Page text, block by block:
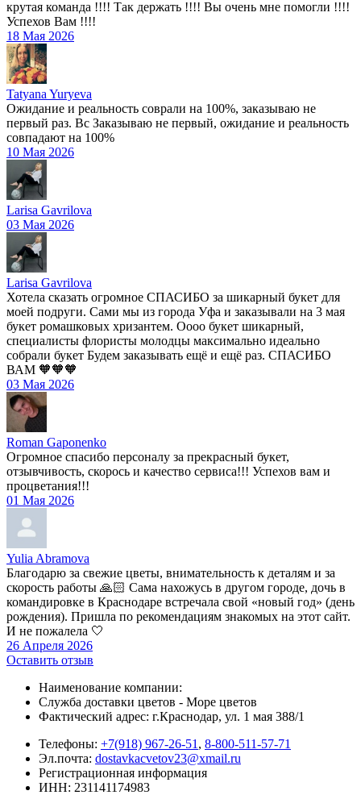
крутая команда !!!! Так держать !!!! Вы очень мне помогли !!!!
Успехов Вам !!!!
18 Мая 2026
Tatyana Yuryeva
Ожидание и реальность соврали на 100%, заказываю не
первый раз. Вс Заказываю не первый, ожидание и реальность
совпадают на 100%
10 Мая 2026
Larisa Gavrilova
03 Мая 2026
Larisa Gavrilova
Хотела сказать огромное СПАСИБО за шикарный букет для
моей подруги. Сами мы из города Уфа и заказывали на 3 мая
букет ромашковых хризантем. Оооо букет шикарный,
специалисты флористы молодцы максимально идеально
собрали букет Будем заказывать ещё и ещё раз. СПАСИБО
ВАМ 🧡🧡🧡
03 Мая 2026
Roman Gaponenko
Огромное спасибо персоналу за прекрасный букет,
отзывчивость, скорось и качество сервиса!!! Успехов вам и
процветания!!!
01 Мая 2026
Yulia Abramova
Благодарю за свежие цветы, внимательность к деталям и за
скорость работы 🙏🏻 Сама нахожусь в другом городе, дочь в
командировке в Краснодаре встречала свой «новый год» (день
рождения). Пришла по рекомендациям знакомых на этот сайт.
И не пожалела 🤍
26 Апреля 2026
Оставить отзыв
Наименование компании:
Служба доставки цветов - Море цветов
Фактический адрес: г.Краснодар, ул. 1 мая 388/1
Телефоны: +7(918) 967-26-51 , 8-800-511-57-71
Эл.почта: dostavkacvetov23@xmail.ru
Регистрационная информация
ИНН: 231141174983